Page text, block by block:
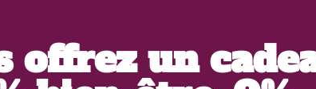
offrez un